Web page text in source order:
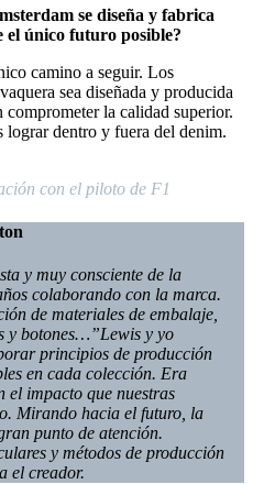
se diseña y fabrica
el único futuro posible?
camino a seguir. Los
sea diseñada y producida
comprometer la calidad superior.
lograr dentro y fuera del denim.
con el piloto de F1
y muy consciente de la
colaborando con la marca.
de materiales de embalaje,
y botones…”Lewis y yo
principios de producción
en cada colección. Era
el impacto que nuestras
Mirando hacia el futuro, la
punto de atención.
y métodos de producción
el creador.